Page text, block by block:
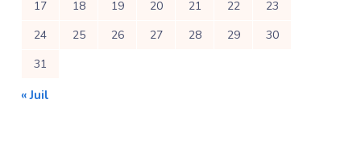
17 18 19 20 21 22
23
24
25 26 27 28 29
30
31
« Juil